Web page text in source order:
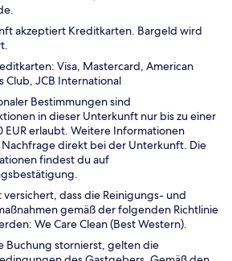
akzeptiert Kreditkarten. Bargeld wird
Visa, Mastercard, American
Club, JCB International
Bestimmungen sind
in dieser Unterkunft nur bis zu einer
EUR erlaubt. Weitere Informationen
direkt bei der Unterkunft. Die
findest du auf
dass die Reinigungs- und
gemäß der folgenden Richtlinie
We Care Clean (Best Western).
Buchung stornierst, gelten die